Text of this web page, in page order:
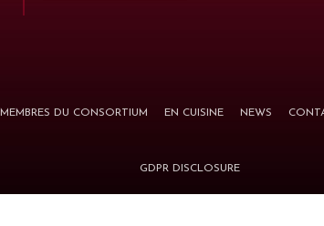
MEMBRES DU CONSORTIUM EN CUISINE NEWS
GDPR DISCLOSURE